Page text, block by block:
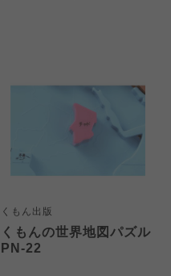
くもん出版
くもんの世界地図パズル
PN-22